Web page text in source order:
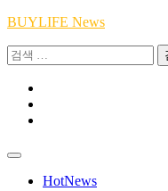
Skip
content
BUYLIFE News
검
HotNews